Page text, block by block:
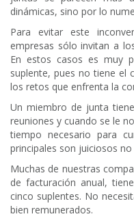
dinámicas, sino por lo
Para evitar este
empresas sólo invitan a
En estos casos es muy
suplente, pues no tiene el
los retos que enfrenta la
Un miembro de junta
reuniones y cuando se le
tiempo necesario para
principales son juiciosos
Muchas de nuestras
de facturación anual,
cinco suplentes. No
bien remunerados.